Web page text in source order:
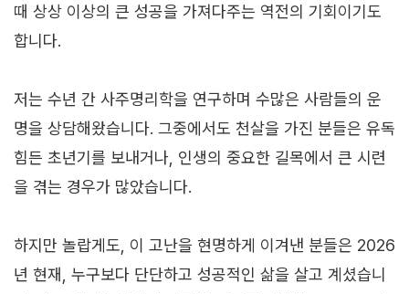
때 상상 이상의 큰 성공을 가져다주는 역전의 기회이기도
합니다.
저는 수년 간 사주명리학을 연구하며 수많은 사람들의 운
명을 상담해왔습니다. 그중에서도 천살을 가진 분들은 유독
힘든 초년기를 보내거나, 인생의 중요한 길목에서 큰 시련
을 겪는 경우가 많았습니다.
하지만 놀랍게도, 이 고난을 현명하게 이겨낸 분들은 2026
년 현재, 누구보다 단단하고 성공적인 삶을 살고 계셨습니